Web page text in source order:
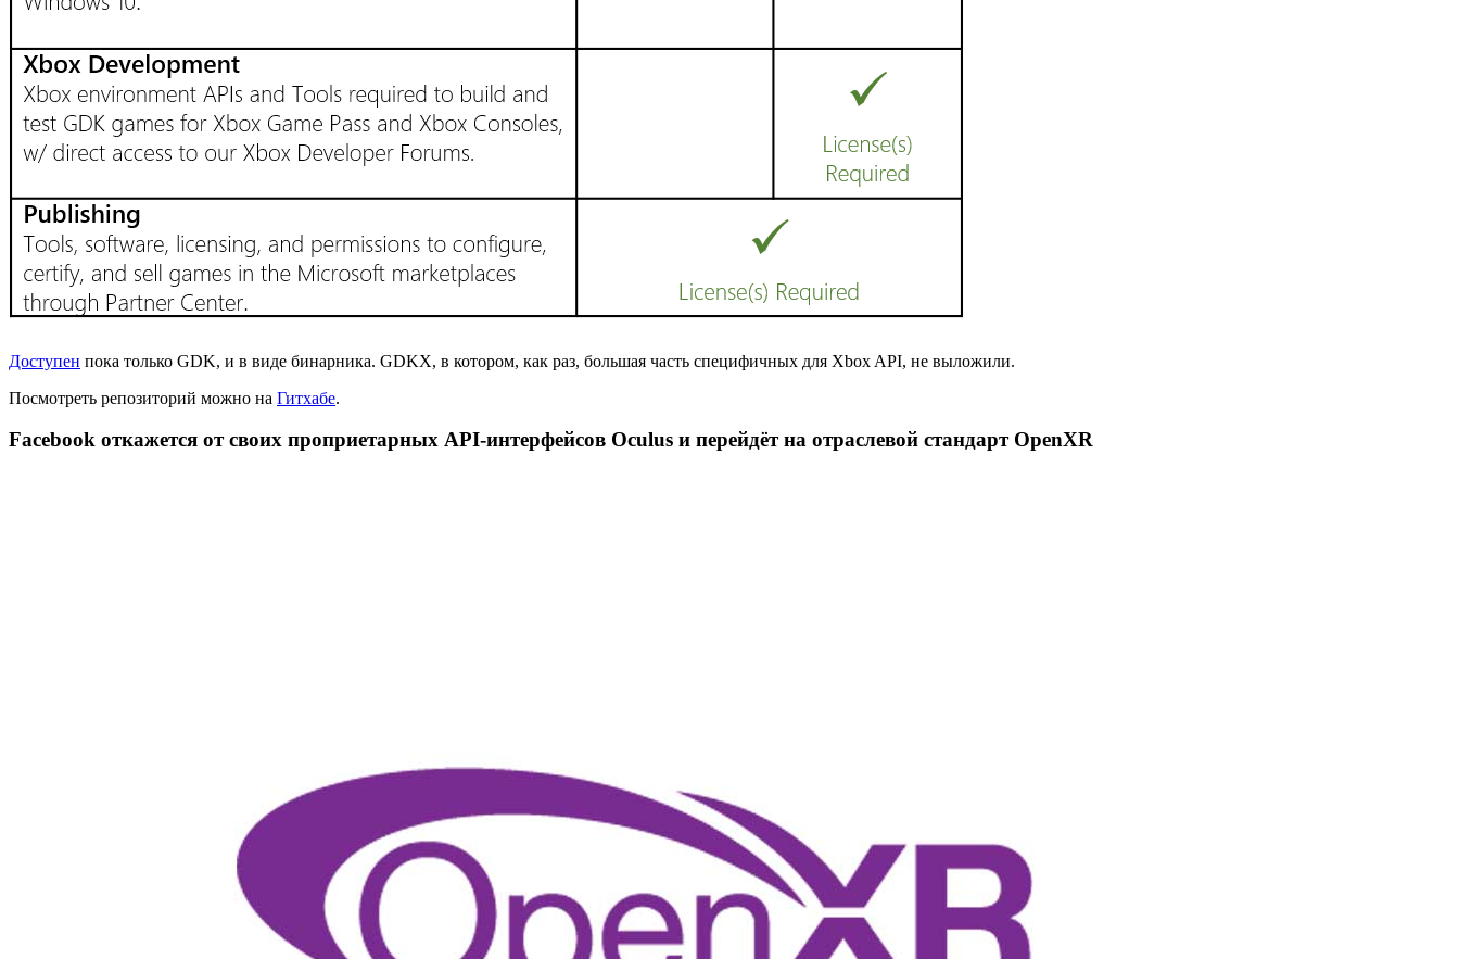
Доступен пока только GDK, и в виде бинарника. GDKX, в котором, как раз, большая часть специфичных для Xbox API, не выложили.
Посмотреть репозиторий можно на Гитхабе.
Facebook откажется от своих проприетарных API-интерфейсов Oculus и перейдёт на отраслевой стандарт OpenXR